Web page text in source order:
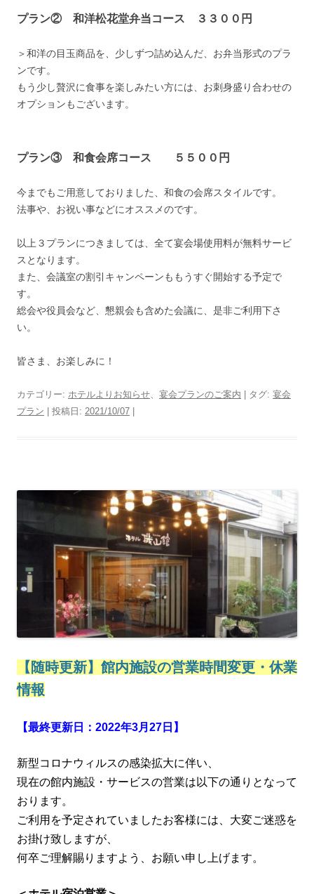
プラン② 和洋松花堂弁当コース ３３００円
＞和洋の目玉商品を、少しずつ詰め込んだ、お弁当形式のプラ
ンです。
もう少し贅沢に食事を楽しみたい方には、お刺身盛り合わせの
オプションもございます。
プラン③ 和食会席コース ５５００円
今までもご用意しておりました、和食の会席スタイルです。
法事や、お祝い事などにオススメのです。
以上３プランにつきましては、全て宴会場使用料が無料サービ
スとなります。
また、会議室の割引キャンペーンももうすぐ開始する予定で
す。
総会や役員会など、懇親会も含めた会議に、是非ご利用下さ
い。
皆さま、お楽しみに！
カテゴリー: ホテルよりお知らせ 宴会プランのご案内 | タグ: 宴会
プラン | 投稿日: 2021/10/07
【随時更新】館内施設の営業時間変更・休業
情報
【最終更新日：2022年3月27日】
新型コロナウィルスの感染拡大に伴い、
現在の館内施設・サービスの営業は以下の通りとなって
おります。
ご利用を予定されていましたお客様には、大変ご迷惑を
お掛け致しますが、
何卒ご理解賜りますよう、お願い申し上げます。